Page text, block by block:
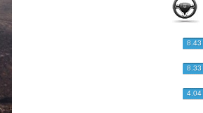
8.43
8.33
4.04